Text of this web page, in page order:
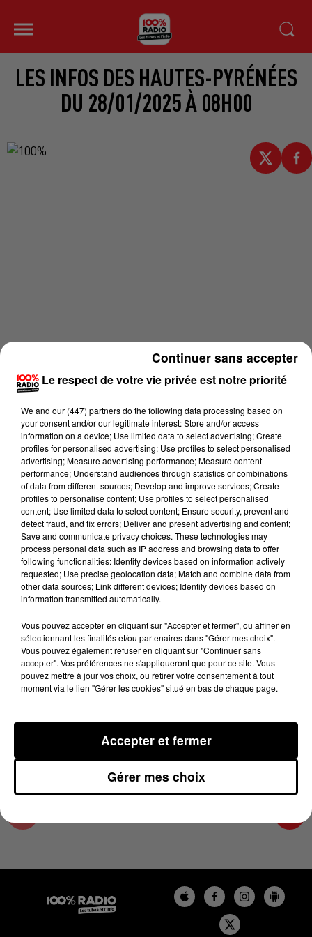
LES INFOS DES HAUTES-PYRÉNÉES
DU 28/01/2025 À 08H00
Lecture (4 min 14 sec)
100%
100% Radio les infos des Hautes-Pyrénées
28 janvier 2025 - 4 min 14 sec
LES INFOS DES HAUTES-PYRÉNÉES DU
28/01/2025 À 08H00
Podcasts infos des Hautes-Pyrénées
Le respect de votre vie privée est notre priorité
We and our (447) partnersdo the following data processing based on
your consent and/or our legitimate interest: Store and/or access
information on a device; Use limited data to select advertising; Create
profiles for personalised advertising; Use profiles to select personalised
advertising; Measure advertising performance; Measure content
performance; Understand audiences through statistics or combinations
of data from different sources; Develop and improve services; Create
profiles to personalise content; Use profiles to select personalised
content; Use limited data to select content; Ensure security, prevent and
detect fraud, and fix errors; Deliver and present advertising and content;
Save and communicate privacy choices. These technologies may
process personal data such as IP address and browsing data to offer
following functionalities: Identify devices based on information actively
requested; Use precise geolocation data; Match and combine data from
other data sources; Link different devices; Identify devices based on
information transmitted automatically.
Vous pouvez accepter en cliquant sur "Accepter et fermer", ou affiner en
sélectionnant les finalités et/ou partenaires dans "Gérer mes choix".
Vous pouvez également refuser en cliquant sur "Continuer sans
accepter". Vos préférences ne s'appliqueront que pour ce site. Vous
pouvez mettre à jour vos choix, ou retirer votre consentement à tout
moment via le lien "Gérer les cookies" situé en bas de chaque page.
Gérer mes choix
Accepter et fermer
Continuer sans accepter